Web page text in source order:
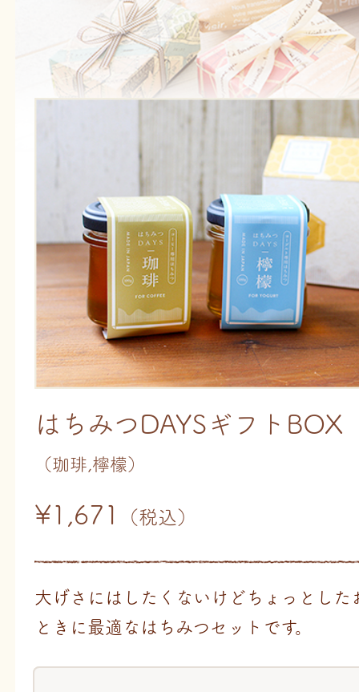
はちみつDAYSギフトBOX
（珈琲,檸檬）
¥1,671 （税込）
大げさにはしたくないけどちょっとした
ときに最適なはちみつセットです。